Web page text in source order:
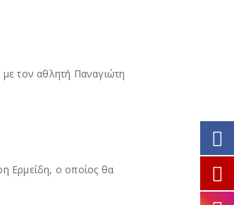
τον αθλητή Παναγιώτη
Ερμείδη, ο οποίος θα